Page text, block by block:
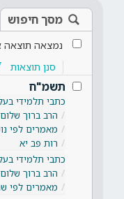
מסך חיפוש
נמצאה
סנן תוצאות
תשמ"ח
כתבי תלמידי
הרב ברוך
מאמרים לפי
רות פב יא
כתבי תלמידי
הרב ברוך
מאמרים לפי